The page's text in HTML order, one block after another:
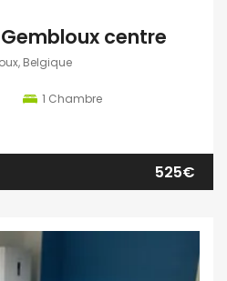
centre
Belgique
1 Chambre
525€